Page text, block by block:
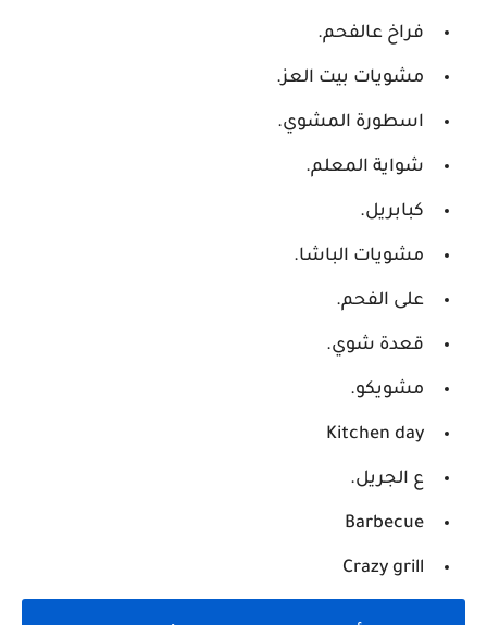
فراخ عالفحم.
مشويات بيت العز.
اسطورة المشوي.
شواية المعلم.
كبابريل.
مشويات الباشا.
على الفحم.
قعدة شوي.
مشويكو.
Kitchen day
ع الجريل.
Barbecue
Crazy grill